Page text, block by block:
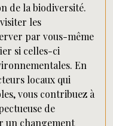
de la biodiversité.
les
par vous-même
si celles-ci
En
locaux qui
vous contribuez à
de
un changement